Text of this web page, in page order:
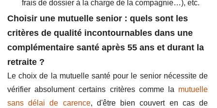
frais de dossier à la charge de la compagnie…), etc.
Choisir une mutuelle senior : quels sont les
critères de qualité incontournables dans une
complémentaire santé après 55 ans et durant la
retraite ?
Le choix de la mutuelle santé pour le senior nécessite de
vérifier absolument certains critères comme la mutuelle
sans délai de carence, d'être bien couvert en cas de